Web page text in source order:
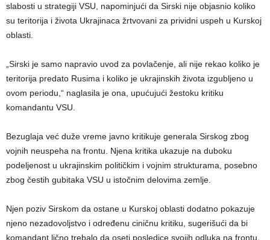
slabosti u strategiji VSU, napominjući da Sirski nije objasnio koliko
su teritorija i života Ukrajinaca žrtvovani za prividni uspeh u Kurskoj
oblasti.
„Sirski je samo napravio uvod za povlačenje, ali nije rekao koliko je
teritorija predato Rusima i koliko je ukrajinskih života izgubljeno u
ovom periodu,“ naglasila je ona, upućujući žestoku kritiku
komandantu VSU.
Bezuglaja već duže vreme javno kritikuje generala Sirskog zbog
vojnih neuspeha na frontu. Njena kritika ukazuje na duboku
podeljenost u ukrajinskim političkim i vojnim strukturama, posebno
zbog čestih gubitaka VSU u istočnim delovima zemlje.
Njen poziv Sirskom da ostane u Kurskoj oblasti dodatno pokazuje
njeno nezadovoljstvo i određenu ciničnu kritiku, sugerišući da bi
komandant lično trebalo da oseti posledice svojih odluka na frontu.